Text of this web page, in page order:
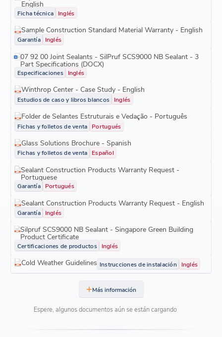
English
Ficha técnica Inglés
Sample Construction Standard Material Warranty - English
Garantía Inglés
07 92 00 Joint Sealants - SilPruf SCS9000 NB Sealant - 3
Part Specifications (DOCX)
Especificaciones Inglés
Winthrop Center - Case Study - English
Estudios de caso y libros blancos Inglés
Folder de Selantes Estruturais e Vedação - Português
Fichas y folletos de venta Portugués
Glass Solutions Brochure - Spanish
Fichas y folletos de venta Español
Sealant Construction Products Warranty Request -
Portuguese
Garantía Portugués
Sealant Construction Products Warranty Request - English
Garantía Inglés
Silpruf SCS9000 NB Sealant - Singapore Green Building
Product Certificate
Certificaciones de productos Inglés
Cold Weather Guidelines Instrucciones de instalación Inglés
Más información
Espere, algunos documentos aún se están cargando